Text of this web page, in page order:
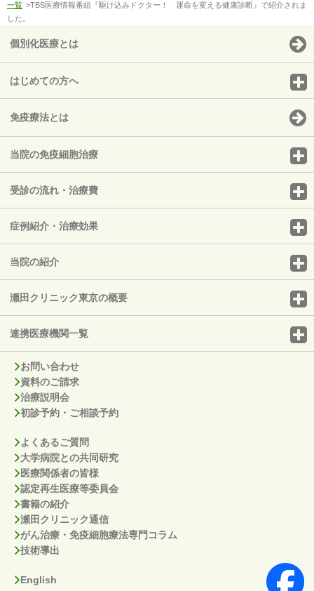
一覧 >TBS医療情報番組『駆け込みドクター！ 運命を変える健康診断』で紹介されま
した。
個別化医療とは
はじめての方へ
免疫療法とは
当院の免疫細胞治療
受診の流れ・治療費
症例紹介・治療効果
当院の紹介
瀬田クリニック東京の概要
連携医療機関一覧
お問い合わせ
資料のご請求
治療説明会
初診予約・ご相談予約
よくあるご質問
大学病院との共同研究
医療関係者の皆様
認定再生医療等委員会
書籍の紹介
瀬田クリニック通信
がん治療・免疫細胞療法専門コラム
技術導出
English